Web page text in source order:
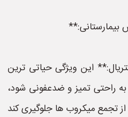
این ویژگی حیاتی ترین
راحتی تمیز و ضدعفونی شود،
تجمع میکروب ها جلوگیری کند